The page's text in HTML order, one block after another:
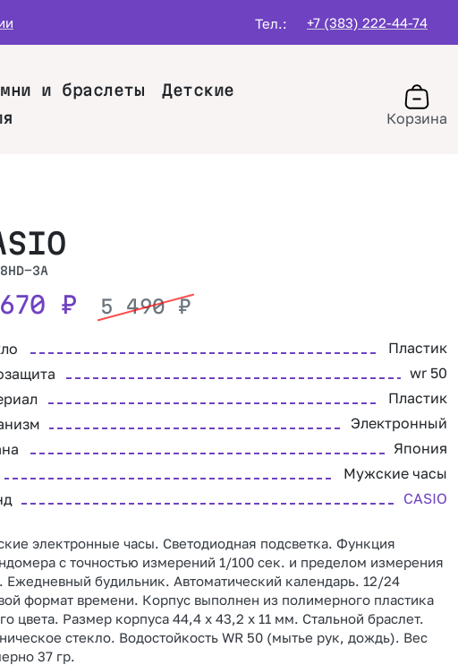
Тел.: +7 (383) 222-44-74
и браслеты
Детские
Корзина
3A
₽ 5 490₽
Пластик
wr 50
Пластик
Электронный
Япония
Мужские часы
CASIO
электронные часы. Светодиодная подсветка. Функция
с точностью измерений 1/100 сек. и пределом измерения
Ежедневный будильник. Автоматический календарь. 12/24
формат времени. Корпус выполнен из полимерного пластика
цвета. Размер корпуса 44,4 x 43,2 x 11 мм. Стальной браслет.
стекло. Водостойкость WR 50 (мытье рук, дождь). Вес
37 гр.